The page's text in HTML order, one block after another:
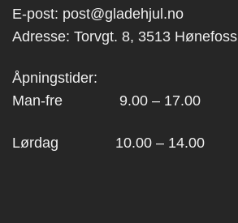
E-post: post@gladehjul.no
Adresse: Torvgt. 8, 3513 Hønefoss
Åpningstider:
Man-fre 9.00 – 17.00
Lørdag 10.00 – 14.00